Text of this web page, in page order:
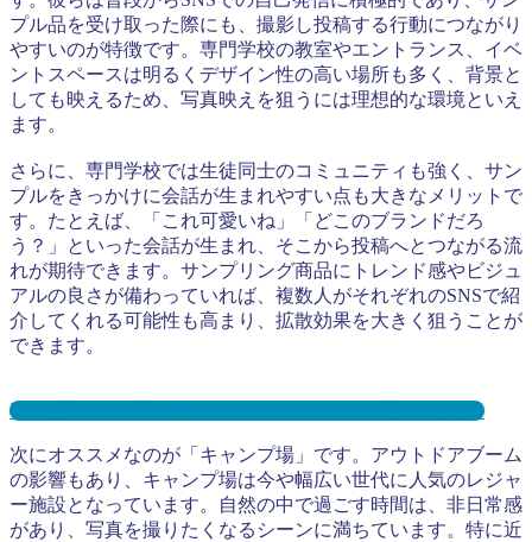
プル品を受け取った際にも、撮影し投稿する行動につながり
やすいのが特徴です。専門学校の教室やエントランス、イベ
ントスペースは明るくデザイン性の高い場所も多く、背景と
しても映えるため、写真映えを狙うには理想的な環境といえ
ます。
さらに、専門学校では生徒同士のコミュニティも強く、サン
プルをきっかけに会話が生まれやすい点も大きなメリットで
す。たとえば、「これ可愛いね」「どこのブランドだろ
う？」といった会話が生まれ、そこから投稿へとつながる流
れが期待できます。サンプリング商品にトレンド感やビジュ
アルの良さが備わっていれば、複数人がそれぞれのSNSで紹
介してくれる可能性も高まり、拡散効果を大きく狙うことが
できます。
専門学校サンプリングとは？メリット３選と事例を紹介
次にオススメなのが「キャンプ場」です。アウトドアブーム
の影響もあり、キャンプ場は今や幅広い世代に人気のレジャ
ー施設となっています。自然の中で過ごす時間は、非日常感
があり、写真を撮りたくなるシーンに満ちています。特に近